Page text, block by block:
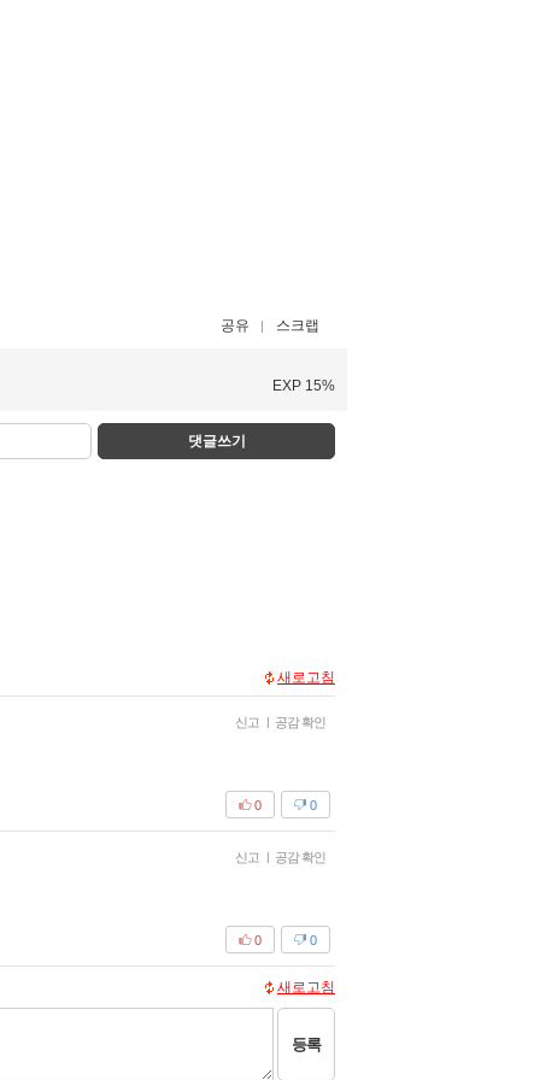
공유 스크랩
EXP 15%
댓글쓰기
새로고침
신고 | 공감 확인
0
0
신고 | 공감 확인
0
0
새로고침
등록